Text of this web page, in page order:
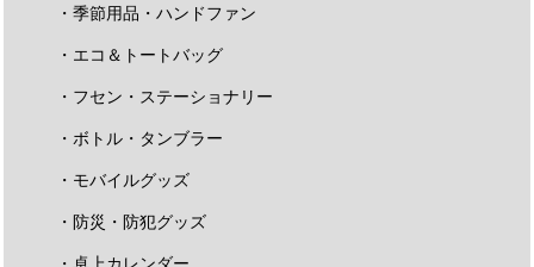
・季節用品・ハンドファン
・エコ＆トートバッグ
・フセン・ステーショナリー
・ボトル・タンブラー
・モバイルグッズ
・防災・防犯グッズ